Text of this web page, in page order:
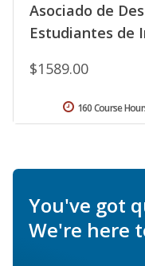
Asociado de
Estudiantes de
$1589.00
160 Course
You've got
We're here